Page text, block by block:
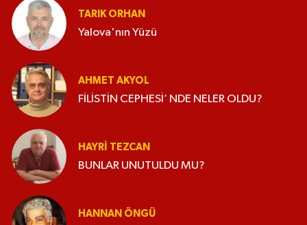
TARIK ORHAN
Yalova'nın Yüzü
AHMET AKYOL
FİLİSTİN CEPHESİ’ NDE NELER OLDU?
HAYRI TEZCAN
BUNLAR UNUTULDU MU?
HANNAN ÖNGÜ